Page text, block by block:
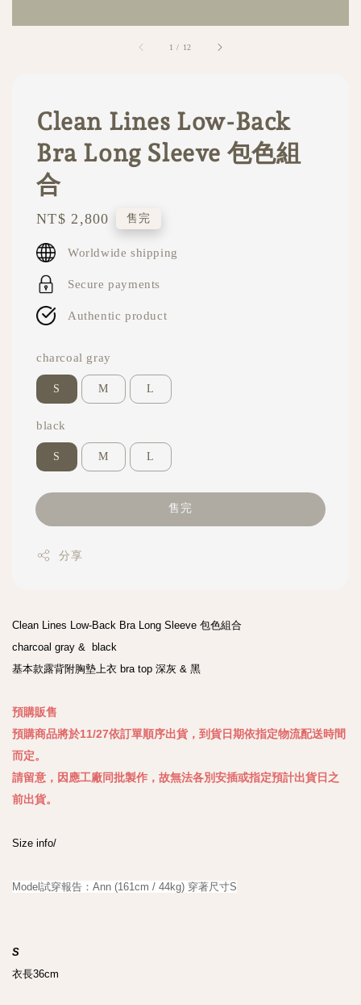
1 / 12
Clean Lines Low-Back
Bra Long Sleeve 包色組
合
Regular
price
NT$ 2,800 售完
Worldwide shipping
Secure payments
Authentic product
charcoal gray
S M L
black
S M L
售完
分享
Clean Lines Low-Back Bra Long Sleeve 包色組合
charcoal gray &  black
基本款露背附胸墊上衣 bra top 深灰 & 黑
預購販售
預購商品將於11/27依訂單順序出貨，到貨日期依指定物流配送時間
而定。
請留意，因應工廠同批製作，故無法各別安插或指定預計出貨日之
前出貨。
Size info/
S
衣長36cm